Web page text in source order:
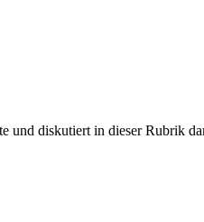
und diskutiert in dieser Rubrik